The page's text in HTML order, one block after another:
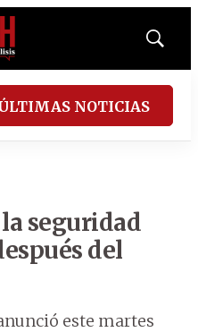
Mostrar
NOTICIAS
seguridad
del
este martes